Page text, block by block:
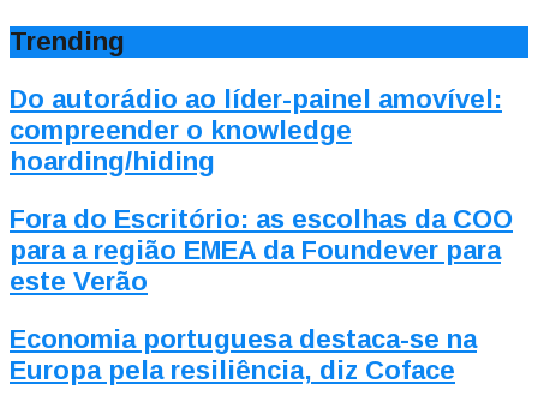
Trending
Do autorádio ao líder-painel amovível:
compreender o knowledge
hoarding/hiding
Fora do Escritório: as escolhas da COO
para a região EMEA da Foundever para
este Verão
Economia portuguesa destaca-se na
Europa pela resiliência, diz Coface